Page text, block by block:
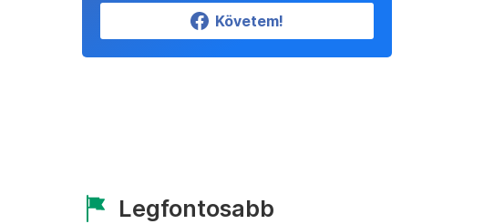
Követem!
Legfontosabb